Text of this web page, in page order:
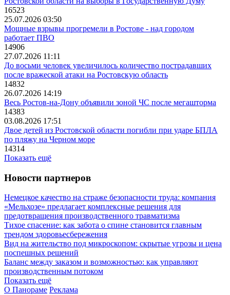
16523
25.07.2026 03:50
Мощные взрывы прогремели в Ростове - над городом
работает ПВО
14906
27.07.2026 11:11
До восьми человек увеличилось количество пострадавших
после вражеской атаки на Ростовскую область
14832
26.07.2026 14:19
Весь Ростов-на-Дону объявили зоной ЧС после мегашторма
14383
03.08.2026 17:51
Двое детей из Ростовской области погибли при ударе БПЛА
по пляжу на Черном море
14314
Показать ещё
Новости партнеров
Немецкое качество на страже безопасности труда: компания
«Мельхозе» предлагает комплексные решения для
предотвращения производственного травматизма
Тихое спасение: как забота о спине становится главным
трендом здоровьесбережения
Вид на жительство под микроскопом: скрытые угрозы и цена
поспешных решений
Баланс между заказом и возможностью: как управляют
производственным потоком
Показать ещё
О Панораме Реклама